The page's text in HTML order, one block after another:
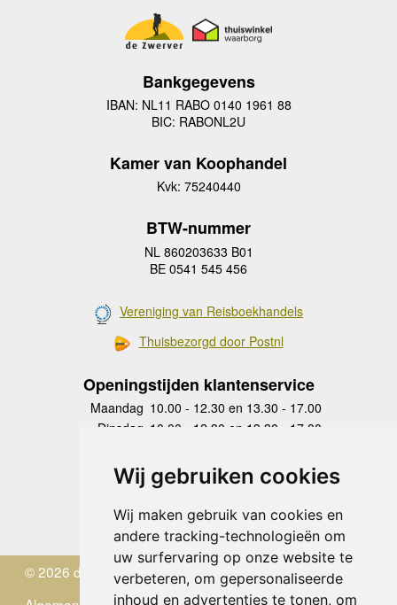
Wij gebruiken cookies
Wij maken gebruik van cookies en
andere tracking-technologieën om
uw surfervaring op onze website te
verbeteren, om gepersonaliseerde
inhoud en advertenties te tonen, om
Bankgegevens
IBAN: NL11 RABO 0140 1961 88
BIC: RABONL2U
Kamer van Koophandel
Kvk: 75240440
BTW-nummer
NL 860203633 B01
BE 0541 545 456
Vereniging van Reisboekhandels
Thuisbezorgd door Postnl
Openingstijden klantenservice
Maandag 10.00 - 12.30 en 13.30 - 17.00
Dinsdag 10.00 - 12.30 en 13.30 - 17.00
Donderdag
10.00 - 12.30 en 13.30 - 17.00
Vrijdag 10.00 - 12.30 en 13.30 - 17.00
Zaterdag
gesloten
Zondag gesloten
© 2026 de Zwerver